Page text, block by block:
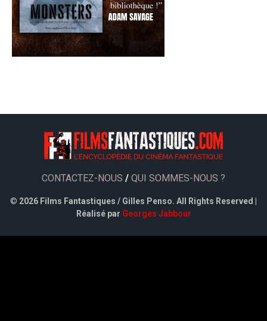
CONTACTEZ-NOUS / QUI SOMMES-NOUS ?
© 2026 Films Fantastiques / Gilles Penso. All Rights Reserved |
Réalisé par Georges Jabbour